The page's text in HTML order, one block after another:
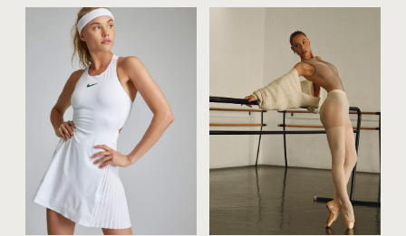
индивидуальная
фотосессия
семейная
вопрос-ответ
остались вопросы?